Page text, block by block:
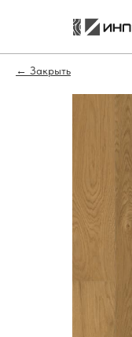
Закрыть